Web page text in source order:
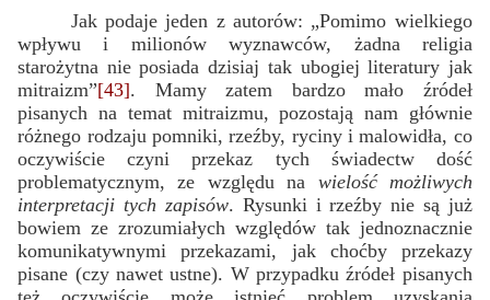
Jak podaje jeden z autorów: „Pomimo wielkiego
wpływu i milionów wyznawców, żadna religia
starożytna nie posiada dzisiaj tak ubogiej literatury jak
mitraizm”[43]. Mamy zatem bardzo mało źródeł
pisanych na temat mitraizmu, pozostają nam głównie
różnego rodzaju pomniki, rzeźby, ryciny i malowidła, co
oczywiście czyni przekaz tych świadectw dość
problematycznym, ze względu na wielość możliwych
interpretacji tych zapisów. Rysunki i rzeźby nie są już
bowiem ze zrozumiałych względów tak jednoznacznie
komunikatywnymi przekazami, jak choćby przekazy
pisane (czy nawet ustne). W przypadku źródeł pisanych